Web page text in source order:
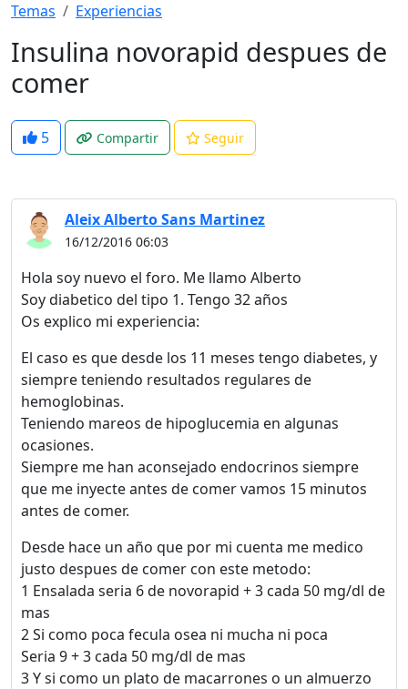
Temas Experiencias
Insulina novorapid despues de
comer
5 Compartir Seguir
Aleix Alberto Sans Martinez
16/12/2016 06:03
Hola soy nuevo el foro. Me llamo Alberto
Soy diabetico del tipo 1. Tengo 32 años
Os explico mi experiencia:
El caso es que desde los 11 meses tengo diabetes, y
siempre teniendo resultados regulares de
hemoglobinas.
Teniendo mareos de hipoglucemia en algunas
ocasiones.
Siempre me han aconsejado endocrinos siempre
que me inyecte antes de comer vamos 15 minutos
antes de comer.
Desde hace un año que por mi cuenta me medico
justo despues de comer con este metodo:
1 Ensalada seria 6 de novorapid + 3 cada 50 mg/dl de
mas
2 Si como poca fecula osea ni mucha ni poca
Seria 9 + 3 cada 50 mg/dl de mas
3 Y si como un plato de macarrones o un almuerzo